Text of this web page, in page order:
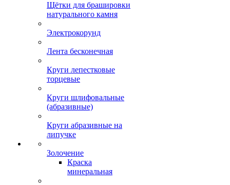
Щётки для брашировки
натурального камня
Электрокорунд
Лента бесконечная
Круги лепестковые
торцевые
Круги шлифовальные
(абразивные)
Круги абразивные на
липучке
Золочение
Краска
минеральная